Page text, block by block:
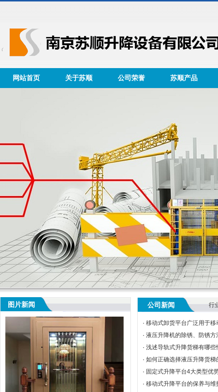
网站首页 关于苏顺 公司荣誉 苏顺产品
图片新闻 公司新闻 行
· 移动式卸货平台广泛用于移
· 液压升降机的除锈、防锈方
· 浅述导轨式升降货梯有哪些
· 如何正确选择液压升降货梯
· 固定式升降平台4大类型优
· 移动式升降平台的保养与维